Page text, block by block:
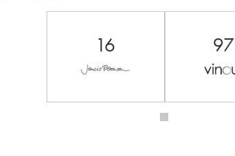
16 97